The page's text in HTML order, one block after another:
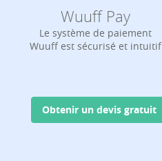
Wuuff Pay
Le système de paiement
Wuuff est sécurisé et intuitif
Obtenir un devis gratuit